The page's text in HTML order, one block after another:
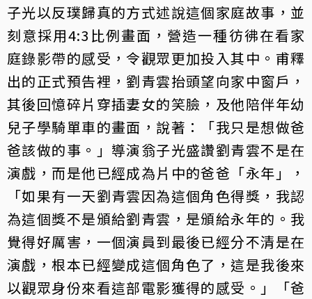
子光以反璞歸真的方式述說這個家庭故事，並
刻意採用4:3比例畫面，營造一種彷彿在看家
庭錄影帶的感受，令觀眾更加投入其中。甫釋
出的正式預告裡，劉青雲抬頭望向家中窗戶，
其後回憶碎片穿插妻女的笑臉，及他陪伴年幼
兒子學騎單車的畫面，說著：「我只是想做爸
爸該做的事。」導演翁子光盛讚劉青雲不是在
演戲，而是他已經成為片中的爸爸「永年」，
「如果有一天劉青雲因為這個角色得獎，我認
為這個獎不是頒給劉青雲，是頒給永年的。我
覺得好厲害，一個演員到最後已經分不清是在
演戲，根本已經變成這個角色了，這是我後來
以觀眾身份來看這部電影獲得的感受。」「爸